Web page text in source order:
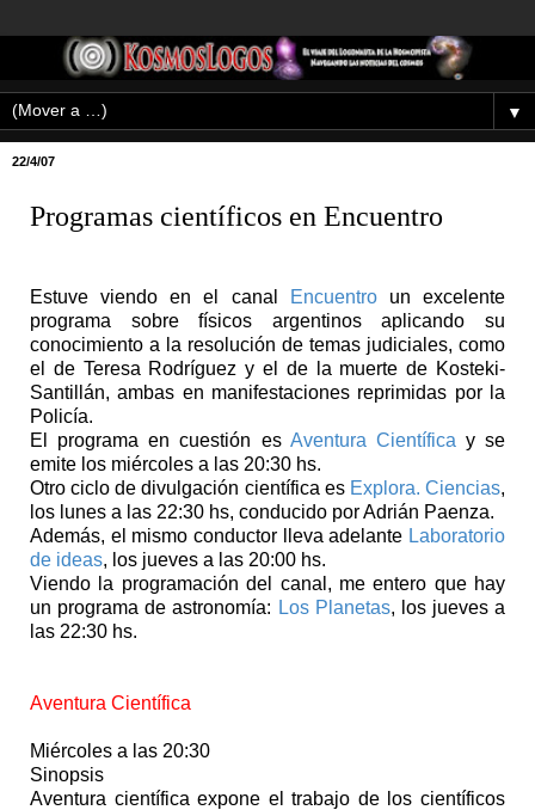
▼
22/4/07
Programas científicos en Encuentro
Estuve viendo en el canal Encuentroun excelente
programa sobre físicos argentinos aplicando su
conocimiento a la resolución de temas judiciales, como
el de Teresa Rodríguez y el de la muerte de Kosteki-
Santillán, ambas en manifestaciones reprimidas por la
Policía.
El programa en cuestión es Aventura Científica y se
emite los miércoles a las 20:30 hs.
Otro ciclo de divulgación científica es Explora. Ciencias,
los lunes a las 22:30 hs, conducido por Adrián Paenza.
Además, el mismo conductor lleva adelante Laboratorio
de ideas, los jueves a las 20:00 hs.
Viendo la programación del canal, me entero que hay
un programa de astronomía: Los Planetas, los jueves a
las 22:30 hs.
Aventura Científica
Miércoles a las 20:30
Sinopsis
Aventura científica expone el trabajo de los científicos